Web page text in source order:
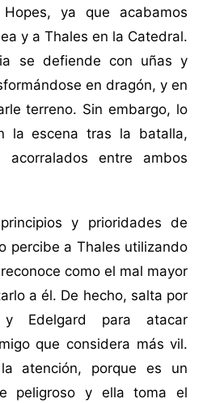
ya que acabamos
y a Thales en la Catedral.
se defiende con uñas y
en dragón, y en
terreno. Sin embargo, lo
la escena tras la batalla,
entre ambos
y prioridades de
percibe a Thales utilizando
como el mal mayor
a él. De hecho, salta por
Edelgard para atacar
que considera más vil.
atención, porque es un
peligroso y ella toma el